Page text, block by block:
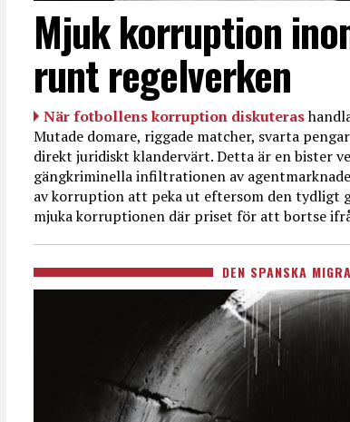
Mjuk korruption
runt regelverken
När fotbollens korruption diskuteras
Mutade domare, riggade matcher, svarta
direkt juridiskt klandervärt. Detta är en bister
gängkriminella infiltrationen av
av korruption att peka ut eftersom den tydligt
mjuka korruptionen där priset för att bortse
DEN SPANSKA